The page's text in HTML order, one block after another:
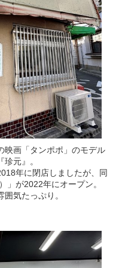
映画「タンポポ」のモデル
元』。
年に閉店しましたが、同
」が2022年にオープン。
気たっぷり。